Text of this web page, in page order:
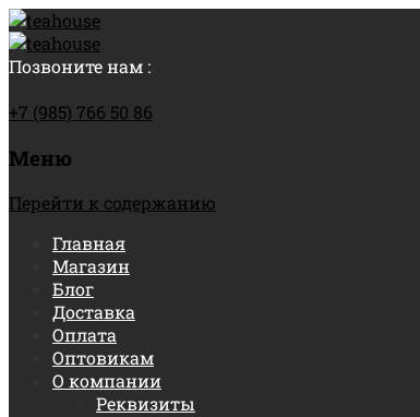
Позвоните нам :
+7 (985) 766 50 86
Меню
Перейти к содержанию
Главная
Магазин
Блог
Доставка
Оплата
Оптовикам
О компании
Реквизиты